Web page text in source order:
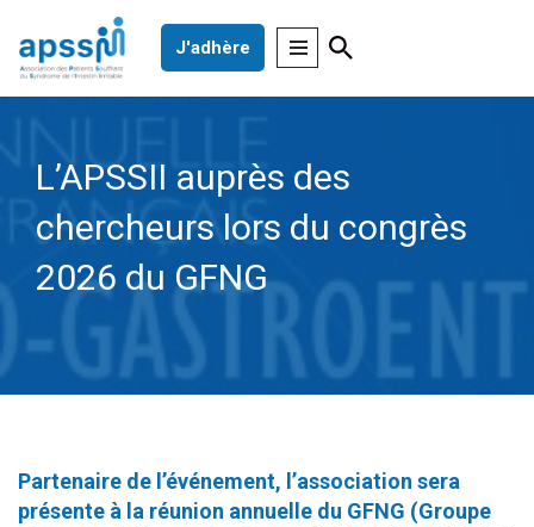
Aller
J'adhère
L’APSSII auprès des
chercheurs lors du congrès
2026 du GFNG
Partenaire de l’événement, l’association sera
présente à la réunion annuelle du GFNG (Groupe